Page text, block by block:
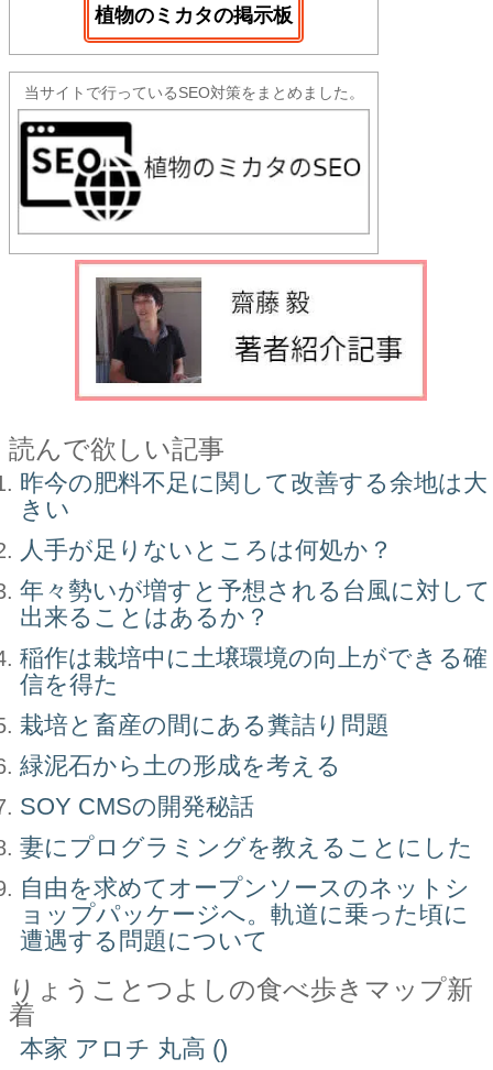
植物のミカタの掲示板
当サイトで行っているSEO対策をまとめました。
読んで欲しい記事
昨今の肥料不足に関して改善する余地は大
きい
人手が足りないところは何処か？
年々勢いが増すと予想される台風に対して
出来ることはあるか？
稲作は栽培中に土壌環境の向上ができる確
信を得た
栽培と畜産の間にある糞詰り問題
緑泥石から土の形成を考える
SOY CMSの開発秘話
妻にプログラミングを教えることにした
自由を求めてオープンソースのネットシ
ョップパッケージへ。軌道に乗った頃に
遭遇する問題について
りょうことつよしの食べ歩きマップ新
着
本家 アロチ 丸高 ()